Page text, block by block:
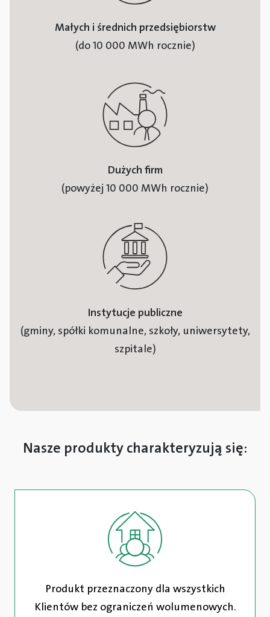
Małych i średnich przedsiębiorstw
(do 10 000 MWh rocznie)
Dużych firm
(powyżej 10 000 MWh rocznie)
Instytucje publiczne
(gminy, spółki komunalne, szkoły, uniwersytety,
szpitale)
Nasze produkty charakteryzują się:
Produkt przeznaczony dla wszystkich
Klientów bez ograniczeń wolumenowych.